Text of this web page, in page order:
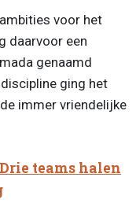
voor het
daarvoor een
genaamd
ging het
immer vriendelijke
teams halen